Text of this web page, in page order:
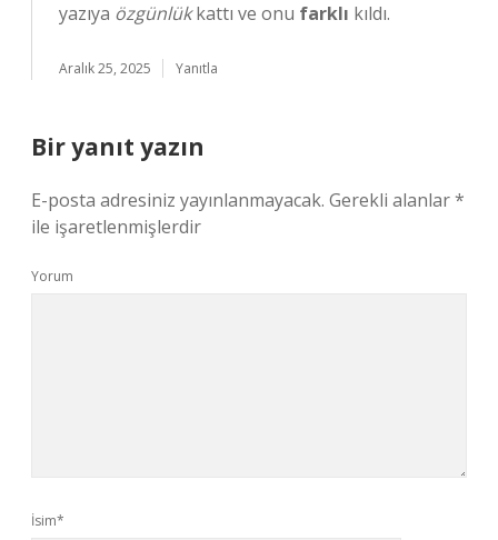
yazıya özgünlükkattı ve onu farklı kıldı.
Aralık 25, 2025 Yanıtla
Bir yanıt yazın
E-posta adresiniz yayınlanmayacak. Gerekli alanlar*
ile işaretlenmişlerdir
Yorum
İsim*